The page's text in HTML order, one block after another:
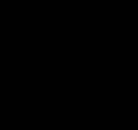
di ADM, con la